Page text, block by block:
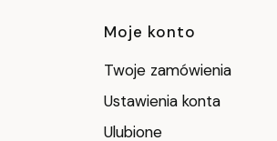
Moje konto
Twoje zamówienia
Ustawienia konta
Ulubione